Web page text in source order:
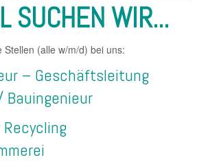
SUCHEN WIR...
Stellen (alle w/m/d) bei uns:
– Geschäftsleitung